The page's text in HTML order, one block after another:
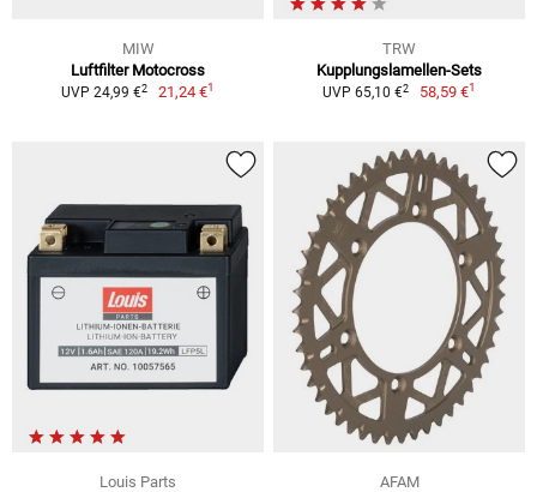
MIW
Luftfilter Motocross
UVP 24,99 €2 21,24 €1
TRW
Kupplungslamellen-Sets
UVP 65,10 €2 58,59 €1
Louis Parts
AFAM